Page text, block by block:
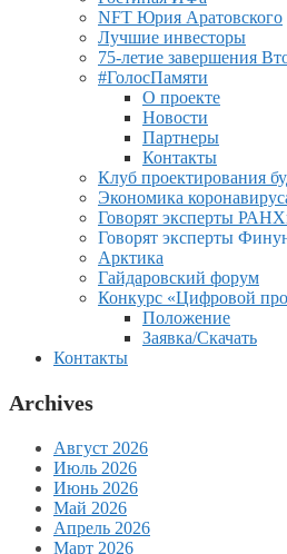
NFT Юрия Аратовского
Лучшие инвесторы
75-летие завершения
#ГолосПамяти
О проекте
Новости
Партнеры
Контакты
Клуб проектирования
Экономика
Говорят эксперты
Говорят эксперты
Арктика
Гайдаровский форум
Конкурс «Цифровой
Положение
Заявка/Скачать
Контакты
Archives
Август 2026
Июль 2026
Июнь 2026
Май 2026
Апрель 2026
Март 2026